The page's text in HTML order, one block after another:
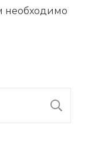
необходимо